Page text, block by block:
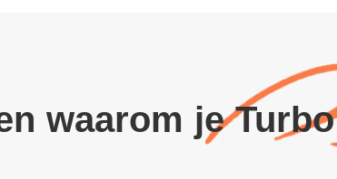
waarom je